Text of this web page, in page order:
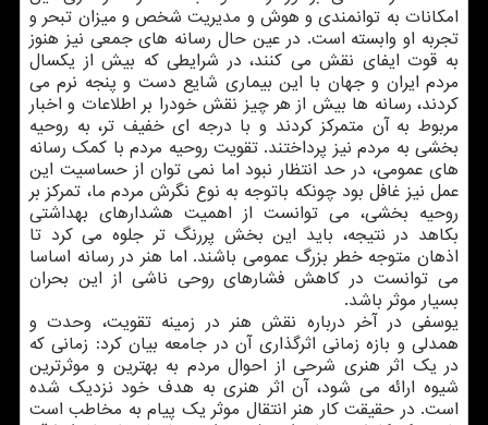
امکانات به توانمندی و هوش و مدیریت شخص و میزان تبحر و
تجربه او وابسته است. در عین حال رسانه های جمعی نیز هنوز
به قوت ایفای نقش می کنند، در شرایطی که بیش از یکسال
مردم ایران و جهان با این بیماری شایع دست و پنجه نرم می
کردند، رسانه ها بیش از هر چیز نقش خودرا بر اطلاعات و اخبار
مربوط به آن متمرکز کردند و با درجه ای خفیف تر، به روحیه
بخشی به مردم نیز پرداختند. تقویت روحیه مردم با کمک رسانه
های عمومی، در حد انتظار نبود اما نمی توان از حساسیت این
عمل نیز غافل بود چونکه باتوجه به نوع نگرش مردم ما، تمرکز بر
روحیه بخشی، می توانست از اهمیت هشدارهای بهداشتی
بکاهد در نتیجه، باید این بخش پررنگ تر جلوه می کرد تا
اذهان متوجه خطر بزرگ عمومی باشند. اما هنر در رسانه اساسا
می توانست در کاهش فشارهای روحی ناشی از این بحران
بسیار موثر باشد.
یوسفی در آخر درباره نقش هنر در زمینه تقویت، وحدت و
همدلی و بازه زمانی اثرگذاری آن در جامعه بیان کرد: زمانی که
در یک اثر هنری شرحی از احوال مردم به بهترین و موثرترین
شیوه ارائه می شود، آن اثر هنری به هدف خود نزدیک شده
است. در حقیقت کار هنر انتقال موثر یک پیام به مخاطب است